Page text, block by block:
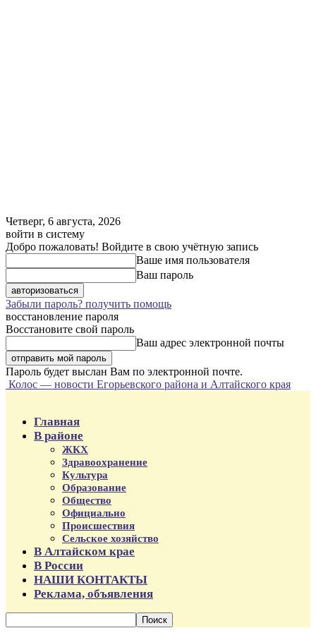
Четверг, 6 августа, 2026
войти в систему
Добро пожаловать! Войдите в свою учётную запись
Ваше имя пользователя
Ваш пароль
Забыли пароль? получить помощь
восстановление пароля
Восстановите свой пароль
Ваш адрес электронной почты
Пароль будет выслан Вам по электронной почте.
Колос — новости Егорьевского района и Алтайского края
Главная
В районе
ЖКХ
Здравоохранение
Культура
Образование
Общество
Официально
Происшествия
Сельское хозяйство
В Алтайском крае
В России
НАШИ КОНТАКТЫ
Реклама, объявления